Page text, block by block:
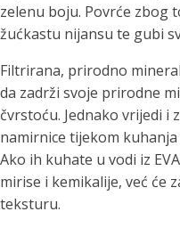
zelenu boju. Povrće zbog
žućkastu nijansu te gubi
Filtrirana, prirodno
da zadrži svoje prirodne
čvrstoću. Jednako vrijedi i
namirnice tijekom
Ako ih kuhate u vodi iz
mirise i kemikalije, već će
teksturu.